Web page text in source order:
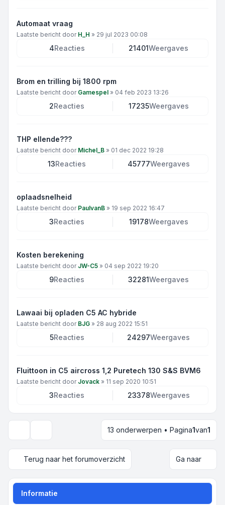
Automaat vraag
Laatste bericht door H_H » 29 jul 2023 00:08
4Reacties 21401Weergaves
Brom en trilling bij 1800 rpm
Laatste bericht door Gamespel » 04 feb 2023 13:26
2Reacties 17235Weergaves
THP ellende???
Laatste bericht door Michel_B » 01 dec 2022 19:28
13Reacties 45777Weergaves
oplaadsnelheid
Laatste bericht door PaulvanB » 19 sep 2022 16:47
3Reacties 19178Weergaves
Kosten berekening
Laatste bericht door JW-C5 » 04 sep 2022 19:20
9Reacties 32281Weergaves
Lawaai bij opladen C5 AC hybride
Laatste bericht door BJG » 28 aug 2022 15:51
5Reacties 24297Weergaves
Fluittoon in C5 aircross 1,2 Puretech 130 S&S BVM6
Laatste bericht door Jovack » 11 sep 2020 10:51
3Reacties 23378Weergaves
Weergave- en sorteeropties13 onderwerpen • Pagina1van1
Terug naar het forumoverzicht Ga naar
Informatie